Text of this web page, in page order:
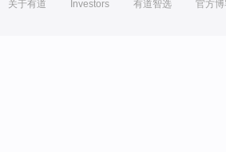
关于有道 Investors 有道智选 官方博